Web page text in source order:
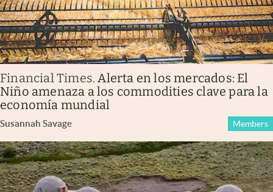
Financial Times.Alerta en los mercados: El
Niño amenaza a los commodities clave para la
economía mundial
Susannah Savage Members